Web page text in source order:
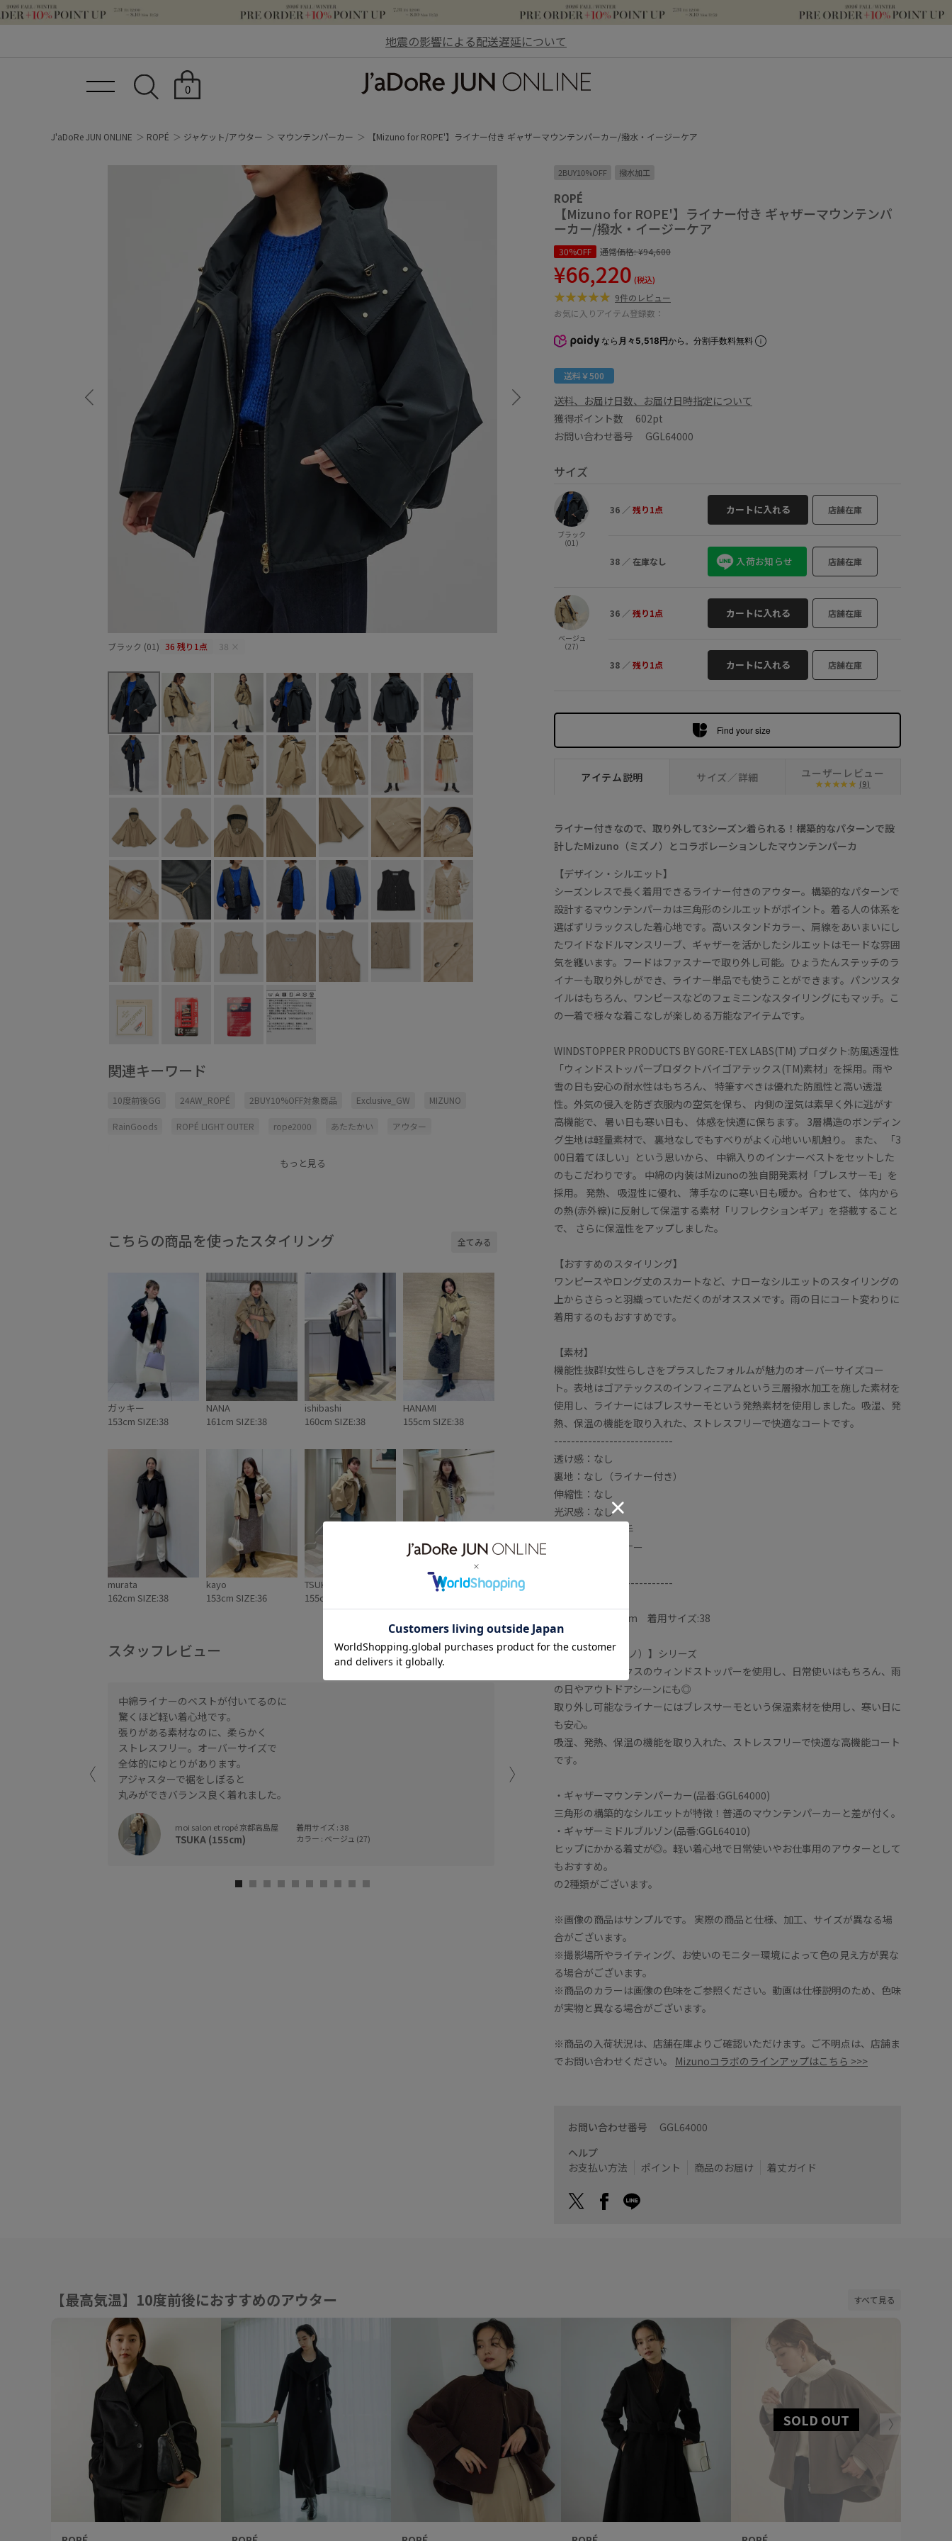
地震の影響による配送遅延について
0
J'aDoRe JUN ONLINE ROPÉ ジャケット/アウター マウンテンパーカー 【Mizuno for ROPE'】ライナー付き ギャザーマウンテンパーカー/撥水・イージーケア
ブラック (01) 36 残り1点 38 × 36残り1点
関連キーワード
10度前後GG 24AW_ROPÉ 2BUY10%OFF対象商品 Exclusive_GW MIZUNO
RainGoods ROPÉ LIGHT OUTER rope2000 あたたかい アウター
別注アイテム 取り外し可能 吸湿発熱 夏の機能素材アイテム
女性らしさ 撥水加工 薄手 軽い着心地 軽量素材 長く使える
もっと見る
こちらの商品を使ったスタイリング 全てみる
ガッキー
153cm SIZE:38
NANA
161cm SIZE:38
ishibashi
160cm SIZE:38
HANAMI
155cm SIZE:38
murata
162cm SIZE:38
kayo
153cm SIZE:36
TSUKA
155cm SIZE:38
スタッフレビュー
中綿ライナーのベストが付いてるのに
驚くほど軽い着心地です。
張りがある素材なのに、柔らかく
ストレスフリー。オーバーサイズで
全体的にゆとりがあります。
アジャスターで裾をしぼると
丸みができバランス良く着れました。
moi salon et ropé 京都高島屋
TSUKA (155cm)
着用サイズ : 38
カラー : ベージュ (27)
38サイズ着用。
軽い素材感とフォルムのあるシルエットで動きやすさ抜群、楽に羽織れます！
私は数年前に購入したMIZUNOさんコラボアウターを愛用中ですが高くても買って
良かった！と思うアウターです。
寒波、風の強い日、愛犬との散歩で長時間外にいる日などとオンオフ様々なシー
ンでとても重宝しています◯
見た目は本当に暖かいのか？疑問に思われると思いますが中のライナーが優秀で
とても暖かく真冬も問題なく着用できます。動いているとポカポカしてきます。
ただベストタイプのライナーの為、袖部分はちょっと寒いので真冬は中はしっか
り厚みのあるニットや重ね着されるのがオススメです。
撥水性ありでお天気の心配な日にも気兼ねなく着用できますよ♪
ポンチョ型のふんわりとしたフォルムが女性らしさがありまた少しツヤッとした
素材感がカジュアル見えしすぎずロペらしくキレイめ感のある印象で羽織れるか
と思います。
裾は絞れるので気分やボトムとのバランスを見つつ調整できます。
袖口もスナップボタンで調整可能。
ライナー、フードは取り外しできます。
yayoi (160cm)
カラー : ベージュ (27)
2BUY10%OFF 撥水加工
ROPÉ
【Mizuno for ROPE'】ライナー付き ギャザーマウンテンパ
ーカー/撥水・イージーケア
30%OFF 通常価格:¥94,600
¥66,220 (税込)
9件のレビュー
お気に入りアイテム登録数：
なら 月々5,518円から。分割手数料無料
送料￥500
送料、お届け日数、お届け日時指定について
獲得ポイント数 602pt
お問い合わせ番号 GGL64000
サイズ
ブラック
（01）
36 ／残り1点 カートに入れる 店舗在庫
38 ／ 在庫なし 入荷お知らせ 店舗在庫
ベージュ
（27）
36 ／残り1点 カートに入れる 店舗在庫
38 ／残り1点 カートに入れる 店舗在庫
Find your size
アイテム説明 サイズ／詳細 ユーザーレビュー
(9)
ライナー付きなので、取り外して3シーズン着られる！構築的なパターンで設
計したMizuno（ミズノ）とコラボレーションしたマウンテンパーカ
【デザイン・シルエット】
シーズンレスで長く着用できるライナー付きのアウター。構築的なパターンで
設計するマウンテンパーカは三角形のシルエットがポイント。着る人の体系を
選ばずリラックスした着心地です。高いスタンドカラー、肩線をあいまいにし
たワイドなドルマンスリーブ、ギャザーを活かしたシルエットはモードな雰囲
気を纏います。フードはファスナーで取り外し可能。ひょうたんステッチのラ
イナーも取り外しができ、ライナー単品でも使うことができます。パンツスタ
イルはもちろん、ワンピースなどのフェミニンなスタイリングにもマッチ。こ
の一着で様々な着こなしが楽しめる万能なアイテムです。
WINDSTOPPER PRODUCTS BY GORE-TEX LABS(TM) プロダクト:防風透湿性
「ウィンドストッパープロダクトバイゴアテックス(TM)素材」を採用。雨や
雪の日も安心の耐水性はもちろん、 特筆すべきは優れた防風性と高い透湿
性。外気の侵入を防ぎ衣服内の空気を保ち、 内側の湿気は素早く外に逃がす
高機能で、 暑い日も寒い日も、 体感を快適に保ちます。 3層構造のボンディン
グ生地は軽量素材で、 裏地なしでもすべりがよく心地いい肌触り。 また、 「3
00日着てほしい」という思いから、 中綿入りのインナーベストをセットした
のもこだわりです。 中綿の内装はMizunoの独自開発素材「ブレスサーモ」を
採用。 発熱、 吸湿性に優れ、 薄手なのに寒い日も暖か。合わせて、 体内から
の熱(赤外線)に反射して保温する素材「リフレクションギア」を搭載すること
で、 さらに保温性をアップしました。
【おすすめのスタイリング】
ワンピースやロング丈のスカートなど、ナローなシルエットのスタイリングの
上からさらっと羽織っていただくのがオススメです。雨の日にコート変わりに
着用するのもおすすめです。
【素材】
機能性抜群!女性らしさをプラスしたフォルムが魅力のオーバーサイズコー
ト。表地はゴアテックスのインフィニアムという三層撥水加工を施した素材を
使用し、ライナーにはブレスサーモという発熱素材を使用しました。吸湿、発
熱、保温の機能を取り入れた、ストレスフリーで快適なコートです。
----------------------------
透け感：なし
裏地：なし（ライナー付き）
伸縮性：なし
光沢感：なし
生地の厚さ：薄手
開き方：ファスナー
----------------------------
モデル身長:170cm 着用サイズ:38
【Mizuno（ミズノ）】シリーズ
表地はゴアテックスのウィンドストッパーを使用し、日常使いはもちろん、雨
の日やアウトドアシーンにも◎
取り外し可能なライナーにはブレスサーモという保温素材を使用し、寒い日に
も安心。
吸湿、発熱、保温の機能を取り入れた、ストレスフリーで快適な高機能コート
です。
・ギャザーマウンテンパーカー(品番:GGL64000)
三角形の構築的なシルエットが特徴！普通のマウンテンパーカーと差が付く。
・ギャザーミドルブルゾン(品番:GGL64010)
ヒップにかかる着丈が◎。軽い着心地で日常使いやお仕事用のアウターとして
もおすすめ。
の2種類がございます。
※画像の商品はサンプルです。 実際の商品と仕様、加工、サイズが異なる場
合がございます。
※撮影場所やライティング、お使いのモニター環境によって色の見え方が異な
る場合がございます。
※商品のカラーは画像の色味をご参照ください。動画は仕様説明のため、色味
が実物と異なる場合がございます。
※商品の入荷状況は、店舗在庫よりご確認いただけます。ご不明点は、店舗ま
でお問い合わせください。 Mizunoコラボのラインアップはこちら >>>
お問い合わせ番号 GGL64000
ヘルプ
お支払い方法
ポイント 商品のお届け 着丈ガイド
【最高気温】10度前後におすすめのアウター すべて見る